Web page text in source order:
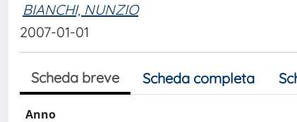
BIANCHI, NUNZIO
2007-01-01
Scheda breve Scheda completa
Anno